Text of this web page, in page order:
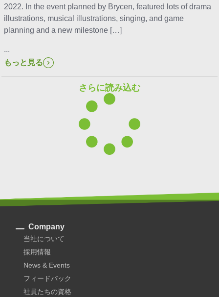
2022. In the event planned by Brycen, featured lots of drama
illustrations, musical illustrations, singing, and game
planning and a new milestone […]
...
もっと見る
さらに読み込む
Company
当社について
採用情報
News & Events
フィードバック
社員たちの資格